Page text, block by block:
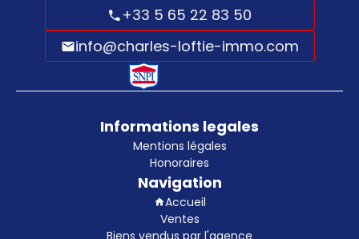
+33 5 65 22 83 50
info@charles-loftie-immo.com
Informations legales
Mentions légales
Honoraires
Navigation
Accueil
Ventes